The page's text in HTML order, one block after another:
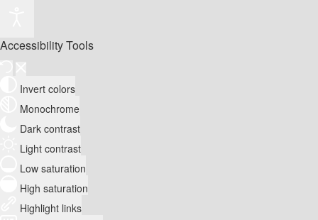
Accessibility Tools
Invert colors
Monochrome
Dark contrast
Light contrast
Low saturation
High saturation
Highlight links